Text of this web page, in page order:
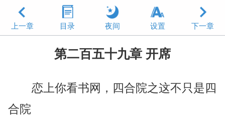
上一章 目录 夜间 设置 下一章
第二百五十九章 开席
恋上你看书网，四合院之这不只是四
合院